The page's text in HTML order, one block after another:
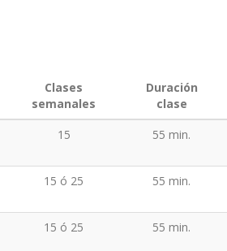
Clases
semanales
Duración
clase
15 55 min.
15 ó 25 55 min.
15 ó 25 55 min.